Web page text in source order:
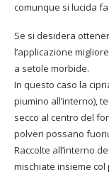
comunque si lucida
Se si desidera
l’applicazione
a setole morbide.
In questo caso la
piumino all’interno),
secco al centro del
polveri possano
Raccolte all’interno
mischiate insieme